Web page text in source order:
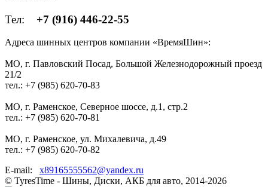
Тел: +7 (916) 446-22-55
Адреса шинных центров компании «ВремяШин»:
МО, г. Павловский Посад, Большой Железнодорожный проезд
21/2
тел.: +7 (985) 620-70-83
МО, г. Раменское, Северное шоссе, д.1, стр.2
тел.: +7 (985) 620-70-81
МО, г. Раменское, ул. Михалевича, д.49
тел.: +7 (985) 620-70-82
E-mail: x89165555562@yandex.ru
© TyresTime - Шины, Диски, АКБ для авто, 2014-2026